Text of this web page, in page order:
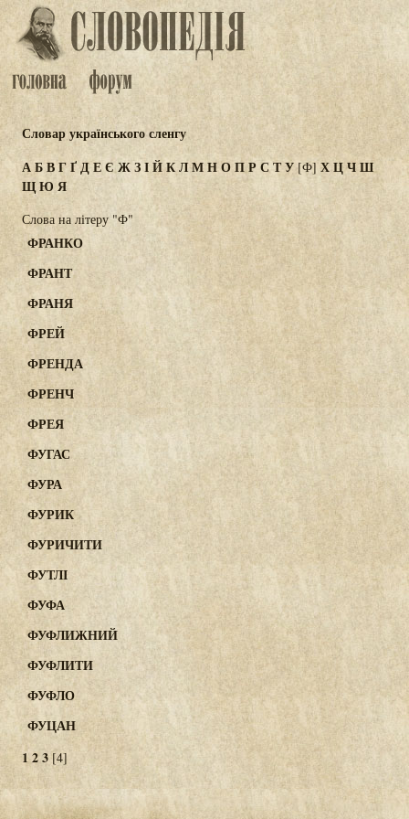
Словар українського сленгу
АБВГҐДЕЄ ЖЗІЙКЛМНОПР СТУ[Ф]ХЦЧШ
ЩЮ Я
Слова на літеру "Ф"
ФРАНКО
ФРАНТ
ФРАНЯ
ФРЕЙ
ФРЕНДА
ФРЕНЧ
ФРЕЯ
ФУГАС
ФУРА
ФУРИК
ФУРИЧИТИ
ФУТЛІ
ФУФА
ФУФЛИЖНИЙ
ФУФЛИТИ
ФУФЛО
ФУЦАН
123[4]